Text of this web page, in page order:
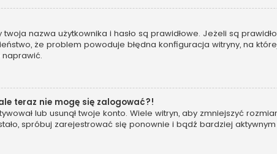
nazwa użytkownika i hasło są prawidłowe. Jeżeli są
że problem powoduje błędna konfiguracja witryny, na
teraz nie mogę się zalogować?!
lub usunął twoje konto. Wiele witryn, aby zmniejszyć
spróbuj zarejestrować się ponownie i bądź bardziej